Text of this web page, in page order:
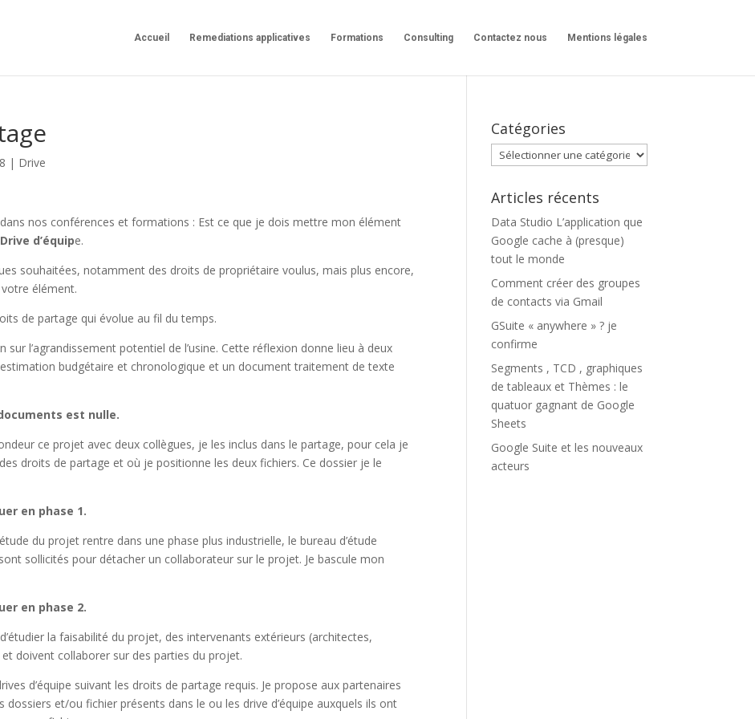
Accueil Remediations applicatives Formations Consulting Contactez nous Mentions légales
| Drive
nos conférences et formations : Est ce que je dois mettre mon élément
Drive d’équipe.
souhaitées, notamment des droits de propriétaire voulus, mais plus encore,
élément.
de partage qui évolue au fil du temps.
l’agrandissement potentiel de l’usine. Cette réflexion donne lieu à deux
budgétaire et chronologique et un document traitement de texte
est nulle.
ce projet avec deux collègues, je les inclus dans le partage, pour cela je
droits de partage et où je positionne les deux fichiers. Ce dossier je le
en phase 1.
du projet rentre dans une phase plus industrielle, le bureau d’étude
sollicités pour détacher un collaborateur sur le projet. Je bascule mon
en phase 2.
la faisabilité du projet, des intervenants extérieurs (architectes,
doivent collaborer sur des parties du projet.
d’équipe suivant les droits de partage requis. Je propose aux partenaires
et/ou fichier présents dans le ou les drive d’équipe auxquels ils ont
Catégories
Catégories
Articles récents
Data Studio L’application que
Google cache à (presque)
tout le monde
Comment créer des groupes
de contacts via Gmail
GSuite « anywhere » ? je
confirme
Segments , TCD , graphiques
de tableaux et Thèmes : le
quatuor gagnant de Google
Sheets
Google Suite et les nouveaux
acteurs